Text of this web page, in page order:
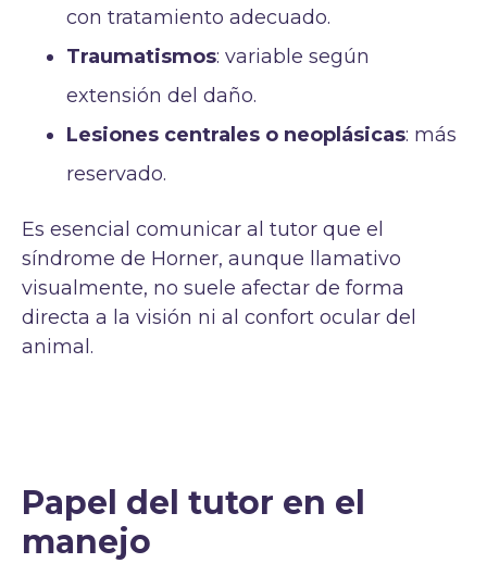
con tratamiento adecuado.
Traumatismos: variable según
extensión del daño.
Lesiones centrales o neoplásicas: más
reservado.
Es esencial comunicar al tutor que el
síndrome de Horner, aunque llamativo
visualmente, no suele afectar de forma
directa a la visión ni al confort ocular del
animal.
Papel del tutor en el
manejo